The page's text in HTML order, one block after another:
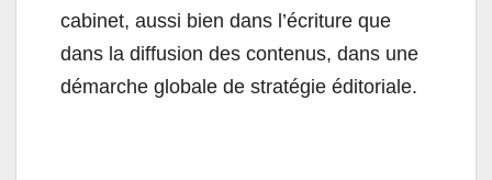
cabinet, aussi bien dans l’écriture que
dans la diffusion des contenus, dans une
démarche globale de stratégie éditoriale.